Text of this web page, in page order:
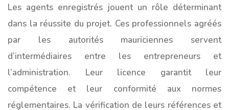
Les agents enregistrés jouent un rôle déterminant
dans la réussite du projet. Ces professionnels agréés
par les autorités mauriciennes servent
d’intermédiaires entre les entrepreneurs et
l’administration. Leur licence garantit leur
compétence et leur conformité aux normes
réglementaires. La vérification de leurs références et